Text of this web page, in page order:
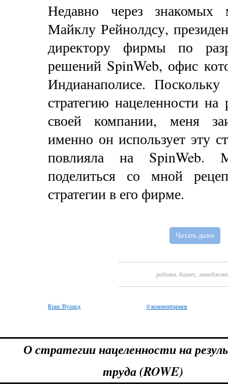
Недавно через знакомых
Майклу Рейнолдсу,
директору фирмы по
решений SpinWeb, офис
Индианаполисе.
стратегию нацеленности на
своей компании, меня
именно он использует эту
повлияла на SpinWeb.
поделиться со мной
стратегии в его фирме.
Читать далее
работа, бизнес,
Крис Вулард 0 комментариев
О стратегии нацеленности на
труда (ROWE)